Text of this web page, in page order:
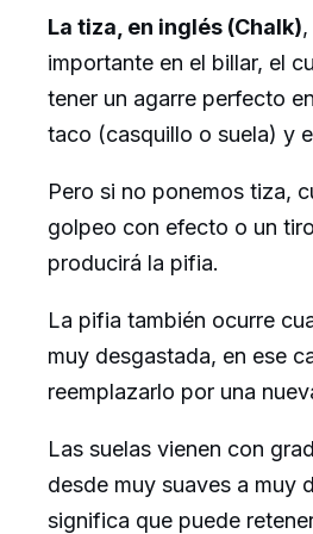
La tiza, en inglés (Chalk)
importante en el billar, el
tener un agarre perfecto
taco (casquillo o suela) y
Pero si no ponemos tiza,
golpeo con efecto o un
producirá la pifia.
La pifia también ocurre
muy desgastada, en ese
reemplazarlo por una
Las suelas vienen con
desde muy suaves a muy
significa que puede